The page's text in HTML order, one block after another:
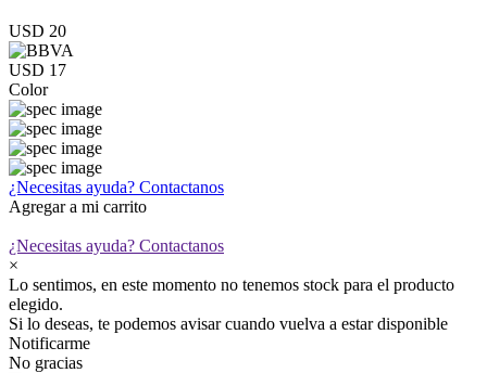
USD 20
USD 17
Color
¿Necesitas ayuda? Contactanos
Agregar a mi carrito
¿Necesitas ayuda? Contactanos
×
Lo sentimos, en este momento no tenemos stock para el producto
elegido.
Si lo deseas, te podemos avisar cuando vuelva a estar disponible
Notificarme
No gracias